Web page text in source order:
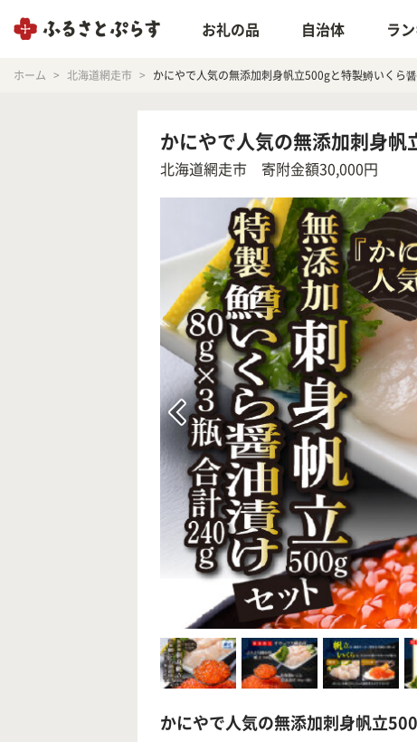
お礼の品 自治体 ラ
ホーム 北海道網走市 かにやで人気の無添加刺身帆立500gと特製鱒いくら
かにやで人気の無添加刺身
北海道網走市 寄附金額30,000円
かにやで人気の無添加刺身帆立